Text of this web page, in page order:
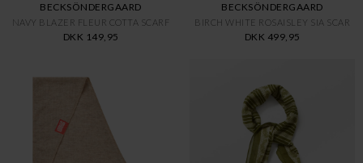
BECKSÖNDERGAARD
NAVY BLAZER FLEUR COTTA SCARF
DKK 149,95
BECKSÖNDERGAARD
BIRCH WHITE ROSAISLEY SIA SCAR
DKK 499,95